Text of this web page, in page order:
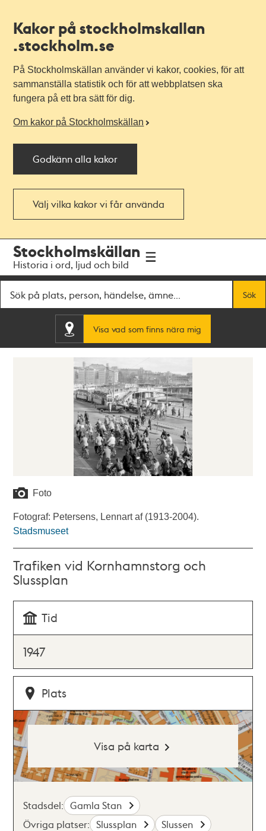
Kakor på stockholmskallan
.stockholm.se
På Stockholmskällan använder vi kakor, cookies, för att
sammanställa statistik och för att webbplatsen ska
fungera på ett bra sätt för dig.
Om kakor på Stockholmskällan
Godkänn alla kakor
Välj vilka kakor vi får använda
navigationen
huvudinnehållet
Stockholmskällan
Historia i ord, ljud och bild
Sök
Visa vad som finns nära mig
Foto
Fotograf: Petersens, Lennart af (1913-2004).
Stadsmuseet
Trafiken vid Kornhamnstorg och
Slussplan
Tid
1947
Plats
Visa på karta
Stadsdel: Gamla Stan
Övriga platser: Slussplan
Slussen